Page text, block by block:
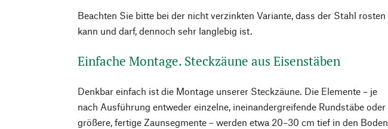
Beachten Sie bitte bei der nicht verzinkten Variante, dass der Stahl rosten
kann und darf, dennoch sehr langlebig ist.
Einfache Montage. Steckzäune aus Eisenstäben
Denkbar einfach ist die Montage unserer Steckzäune. Die Elemente – je
nach Ausführung entweder einzelne, ineinandergreifende Rundstäbe oder
größere, fertige Zaunsegmente – werden etwa 20–30 cm tief in den Boden